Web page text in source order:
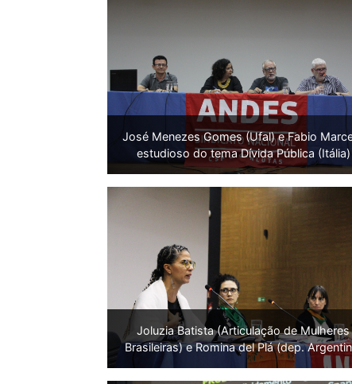
José Menezes Gomes (Ufal) e Fabio
estudioso do tema Dívida Pública (Itália)
Joluzia Batista (Articulação de Mulheres
Brasileiras) e Romina del Plá (dep.